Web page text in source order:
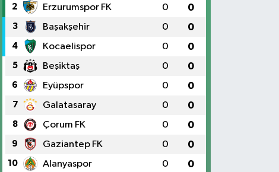
2 Erzurumspor FK 0 0
3 Başakşehir 0 0
4 Kocaelispor 0 0
5 Beşiktaş 0 0
6 Eyüpspor 0 0
7 Galatasaray 0 0
8 Çorum FK 0 0
9 Gaziantep FK 0 0
10 Alanyaspor 0 0